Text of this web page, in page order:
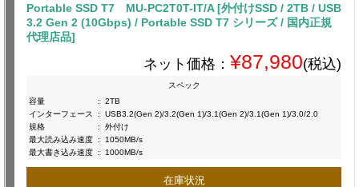
Portable SSD T7 MU-PC2T0T-IT/A [外付けSSD / 2TB / USB
3.2 Gen 2 (10Gbps) / Portable SSD T7 シリーズ / 国内正規
代理店品]
ネット価格： ¥87,980(税込)
スペック
容量
:
2TB
インターフェース
:
USB3.2(Gen 2)/3.2(Gen 1)/3.1(Gen 2)/3.1(Gen 1)/3.0/2.0
規格
:
外付け
最大読み込み速度 :
1050MB/s
最大書き込み速度 : 1000MB/s
在庫状況